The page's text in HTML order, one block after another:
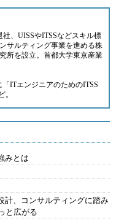
、UISSやITSSなどスキル標
サルティング事業を進める株
所を設立。首都大学東京産業
ITエンジニアのためのITSS
。
みとは
計、コンサルティングに踏み
と広がる